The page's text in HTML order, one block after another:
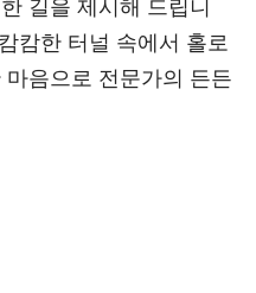
길을 제시해 드립니
캄한 터널 속에서 홀로
음으로 전문가의 든든